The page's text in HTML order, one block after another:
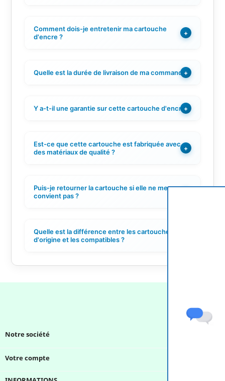
Comment dois-je entretenir ma cartouche
d'encre ?
+
Quelle est la durée de livraison de ma commande ?
+
Y a-t-il une garantie sur cette cartouche d'encre ?
+
Est-ce que cette cartouche est fabriquée avec
des matériaux de qualité ?
+
Puis-je retourner la cartouche si elle ne me
convient pas ?
Quelle est la différence entre les cartouches
d'origine et les compatibles ?
Notre société
Votre compte